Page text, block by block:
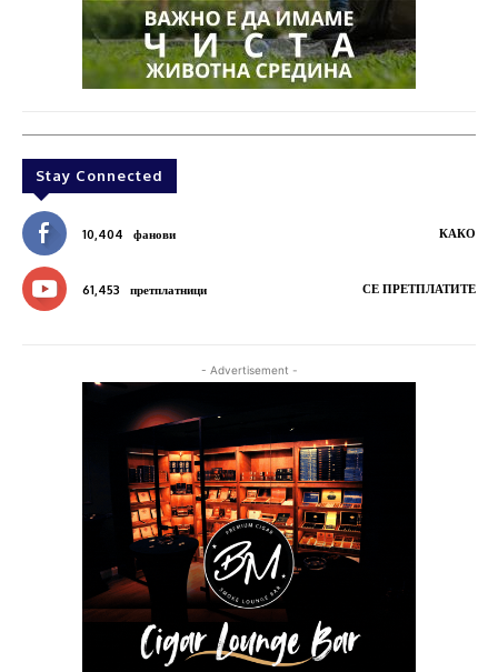
Stay Connected
10,404 фанови КАКО
61,453 претплатници СЕ ПРЕТПЛАТИТЕ
- Advertisement -